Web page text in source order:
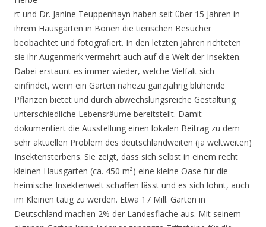
rt und Dr. Janine Teuppenhayn haben seit über 15 Jahren in
ihrem Hausgarten in Bönen die tierischen Besucher
beobachtet und fotografiert. In den letzten Jahren richteten
sie ihr Augenmerk vermehrt auch auf die Welt der Insekten.
Dabei erstaunt es immer wieder, welche Vielfalt sich
einfindet, wenn ein Garten nahezu ganzjährig blühende
Pflanzen bietet und durch abwechslungsreiche Gestaltung
unterschiedliche Lebensräume bereitstellt. Damit
dokumentiert die Ausstellung einen lokalen Beitrag zu dem
sehr aktuellen Problem des deutschlandweiten (ja weltweiten)
Insektensterbens. Sie zeigt, dass sich selbst in einem recht
kleinen Hausgarten (ca. 450 m²) eine kleine Oase für die
heimische Insektenwelt schaffen lässt und es sich lohnt, auch
im Kleinen tätig zu werden. Etwa 17 Mill. Gärten in
Deutschland machen 2% der Landesfläche aus. Mit seinem